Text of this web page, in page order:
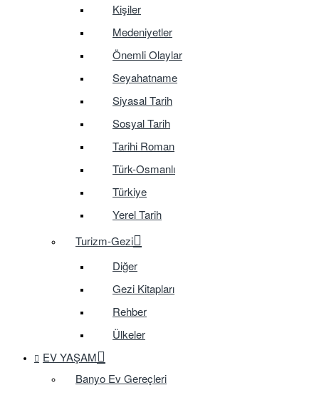
Kişiler
Medeniyetler
Önemli Olaylar
Seyahatname
Siyasal Tarih
Sosyal Tarih
Tarihi Roman
Türk-Osmanlı
Türkiye
Yerel Tarih
Turizm-Gezi
Diğer
Gezi Kitapları
Rehber
Ülkeler
EV YAŞAM
Banyo Ev Gereçleri